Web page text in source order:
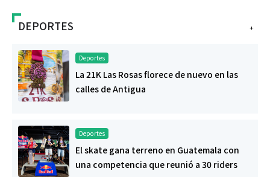
+
DEPORTES
Deportes
La 21K Las Rosas florece de nuevo en las
calles de Antigua
Deportes
El skate gana terreno en Guatemala con
una competencia que reunió a 30 riders